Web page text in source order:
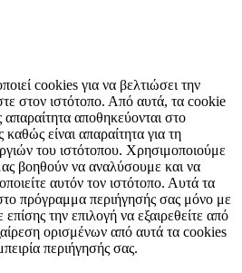
cookies για να βελτιώσει την
στον ιστότοπο. Από αυτά, τα cookie
αποθηκεύονται στο
είναι απαραίτητα για τη
του ιστότοπου. Χρησιμοποιούμε
βοηθούν να αναλύσουμε και να
αυτόν τον ιστότοπο. Αυτά τα
πρόγραμμα περιήγησής σας μόνο με
την επιλογή να εξαιρεθείτε από
ορισμένων από αυτά τα cookies
περιήγησής σας.